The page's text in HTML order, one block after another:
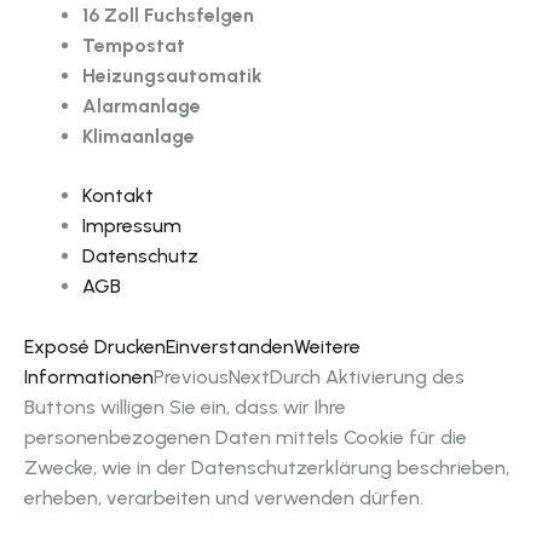
16 Zoll Fuchsfelgen
Tempostat
Heizungsautomatik
Alarmanlage
Klimaanlage
Kontakt
Impressum
Datenschutz
AGB
Exposé DruckenEinverstandenWeitere
InformationenPreviousNextDurch Aktivierung des
Buttons willigen Sie ein, dass wir Ihre
personenbezogenen Daten mittels Cookie für die
Zwecke, wie in der Datenschutzerklärung beschrieben,
erheben, verarbeiten und verwenden dürfen.